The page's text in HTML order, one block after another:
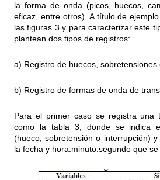
la forma de onda (picos, huecos,
eficaz, entre otros). A título de
las figuras 3 y para caracterizar este
plantean dos tipos de registros:
a) Registro de huecos, sobretensiones
b) Registro de formas de onda de
Para el primer caso se registra una
como la tabla 3, donde se indica
(hueco, sobretensión o interrupción)
la fecha y hora:minuto:segundo que